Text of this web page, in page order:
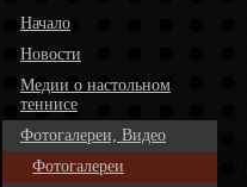
Начало
Новости
Медии о настольном
теннисе
Фотогалереи, Видео
Фотогалереи